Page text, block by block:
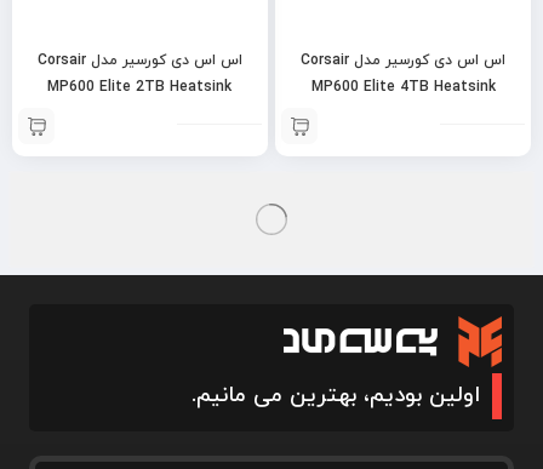
اس اس دی کورسیر مدل Corsair
MP600 Elite 4TB Heatsink
اس اس دی کورسیر مدل Corsair
MP600 Elite 2TB Heatsink
اولین بودیم، بهترین می مانیم.